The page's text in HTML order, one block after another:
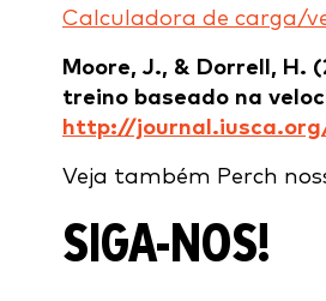
Calculadora de carga/
Moore, J., & Dorrell,
treino baseado na
http://
Veja também Perch
SIGA-NOS!